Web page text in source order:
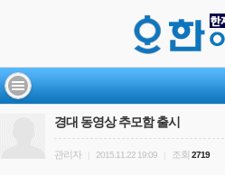
경대 동영상 추모함 출시
관리자 2015.11.22 19:09 조회 2719